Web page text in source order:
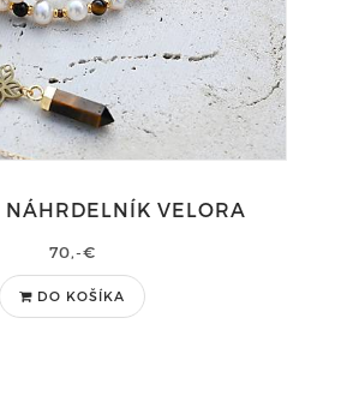
NÁHRDELNÍK VELORA
70,-€
DO KOŠÍKA